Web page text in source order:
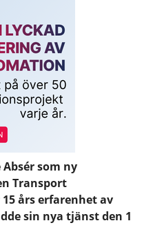
som ny
Transport
års erfarenhet av
sin nya tjänst den 1